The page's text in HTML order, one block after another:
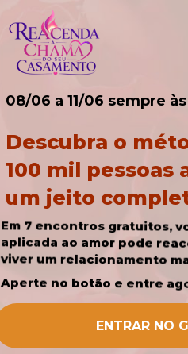
08/06 a 11/06 sempre
Descubra o
100 mil pessoas
um jeito
viver um relacionamento
Aperte no botão e entre
ENTRAR NO